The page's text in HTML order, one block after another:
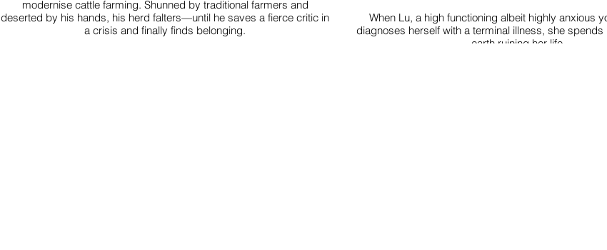
modernise cattle farming. Shunned by traditional farmers and
deserted by his hands, his herd falters—until he saves a fierce critic in
a crisis and finally finds belonging.
When Lu, a high functioning albeit highly anxious
diagnoses herself with a terminal illness, she
earth ruining her life.